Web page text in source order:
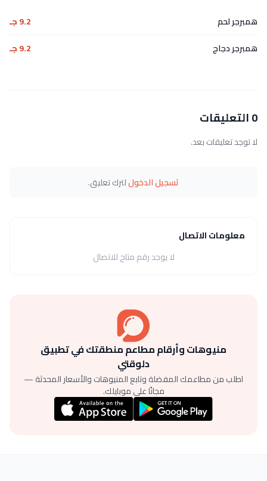
همبرجر لحم
9.2 جـ
همبرجر دجاج
9.2 جـ
0 التعليقات
لا توجد تعليقات بعد.
تسجيل الدخوللترك تعليق.
معلومات الاتصال
لا يوجد رقم متاح للاتصال
منيوهات وأرقام مطاعم منطقتك في تطبيق
دلوقتي
اطلب من مطاعمك المفضلة وتابع المنيوهات والأسعار المحدثة —
مجانًا على موبايلك.